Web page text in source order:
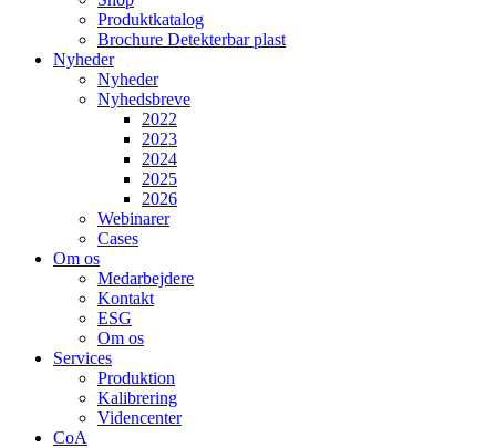
Produktkatalog
Brochure Detekterbar plast
Nyheder
Nyheder
Nyhedsbreve
2022
2023
2024
2025
2026
Webinarer
Cases
Om os
Medarbejdere
Kontakt
ESG
Om os
Services
Produktion
Kalibrering
Videncenter
CoA